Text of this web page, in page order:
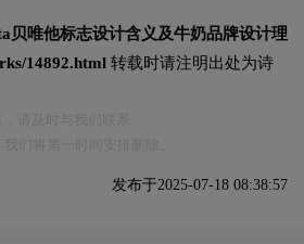
贝唯他标志设计含义及牛奶品牌设计理
14892.html 转载时请注明出处为诗
发布于2025-07-18 08:38:57